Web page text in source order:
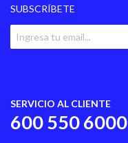
SUBSCRÍBETE
SERVICIO AL CLIENTE
600 550 6000